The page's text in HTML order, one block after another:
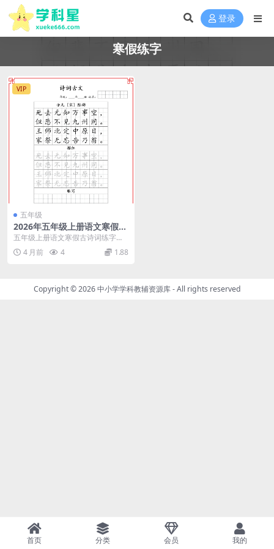
登录
寒假练字
VIP
五年级
2026年五年级上册语文寒假练
字字帖：古诗词专项临摹练字
表电子版
五年级上册语文寒假古诗词练字方
案 进入高年级阶段，书写的端正与
规范直接影响到语文...
4 月前 4 1.88
Copyright © 2026中小学学科教辅资源库- All rights reserved
首页 分类 会员 我的